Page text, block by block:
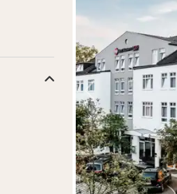
Vorige foto